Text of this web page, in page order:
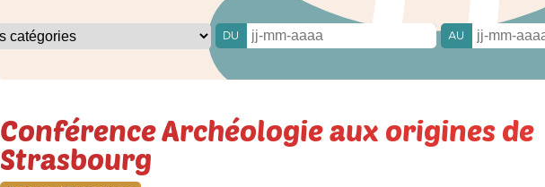
DU AU
Conférence Archéologie aux origines de
Strasbourg